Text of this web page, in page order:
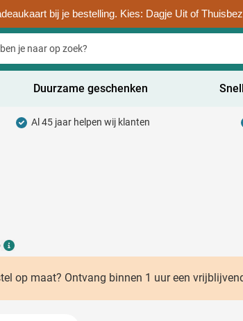
bij je bestelling. Kies: Dagje Uit of
categorie
& Weggevers categorie
categorie
categorie
Duurzame geschenken
Al 45 jaar helpen wij klanten
Details
op maat? Ontvang binnen 1 uur een